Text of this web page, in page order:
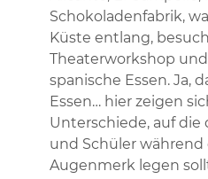
Schokoladenfabrik,
Küste entlang,
Theaterworkshop
spanische Essen. Ja,
Essen… hier zeigen
Unterschiede, auf die
und Schüler während
Augenmerk legen